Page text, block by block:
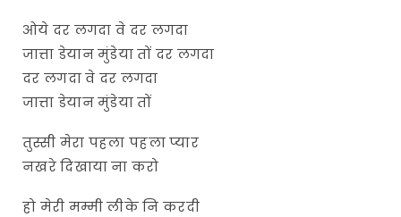
ओये दर लगदा वे दर लगदा
जात्ता डेयान मुंडेया तों दर लगदा
दर लगदा वे दर लगदा
जात्ता डेयान मुंडेया तों
तुस्सी मेरा पहला पहला प्यार
नखरे दिखाया ना करो
हो मेरी मम्मी लीके नि करदी